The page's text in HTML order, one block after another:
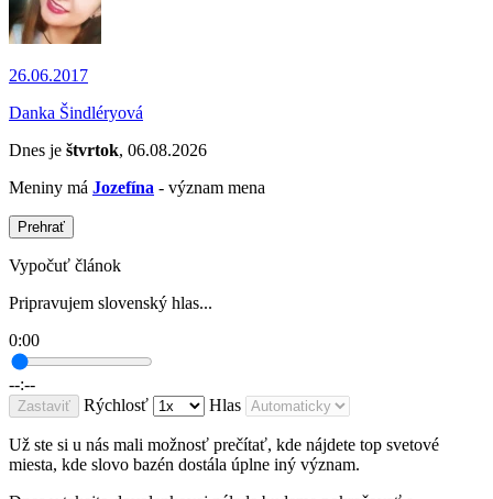
26.06.2017
Danka Šindléryová
Dnes je štvrtok, 06.08.2026
Meniny má Jozefína - význam mena
Prehrať
Vypočuť článok
Pripravujem slovenský hlas...
0:00
--:--
Zastaviť Rýchlosť Hlas
Už ste si u nás mali možnosť prečítať, kde nájdete top svetové
miesta, kde slovo bazén dostála úplne iný význam.